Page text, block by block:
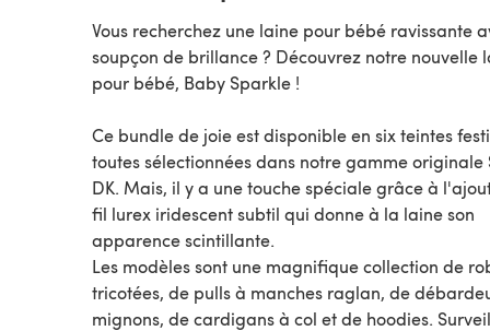
Vous recherchez une laine pour bébé ravissante
soupçon de brillance ? Découvrez notre nouvelle
pour bébé, Baby Sparkle !
Ce bundle de joie est disponible en six teintes
toutes sélectionnées dans notre gamme originale
DK. Mais, il y a une touche spéciale grâce à
fil lurex iridescent subtil qui donne à la laine son
apparence scintillante.
Les modèles sont une magnifique collection de
tricotées, de pulls à manches raglan, de
mignons, de cardigans à col et de hoodies.